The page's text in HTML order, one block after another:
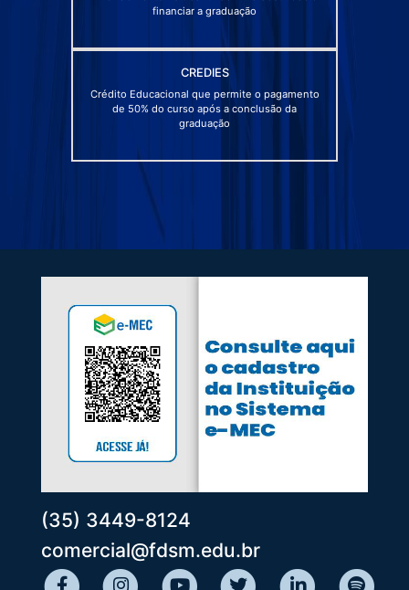
financiar a graduação
CREDIES
Crédito Educacional que permite o pagamento
de 50% do curso após a conclusão da
graduação
(35) 3449-8124
comercial@fdsm.edu.br